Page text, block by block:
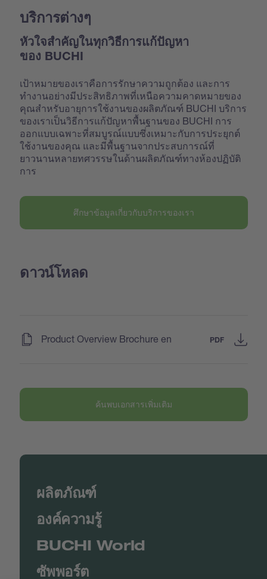
บริการต่างๆ
หัวใจสำคัญในทุกวิธีการแก้ปัญหา
ของ BUCHI
เป้าหมายของเราคือการรักษาความถูกต้อง และการ
ทำงานอย่างมีประสิทธิภาพที่เหนือความคาดหมายของ
คุณสำหรับอายุการใช้งานของผลิตภัณฑ์ BUCHI บริการ
ของเราเป็นวิธีการแก้ปัญหาพื้นฐานของ BUCHI การ
ออกแบบเฉพาะที่สมบูรณ์แบบซึ่งเหมาะกับการประยุกต์
ใช้งานของคุณ และมีพื้นฐานจากประสบการณ์ที่
ยาวนานหลายทศวรรษในด้านผลิตภัณฑ์ทางห้องปฏิบัติ
การ
ศึกษาข้อมูลเกี่ยวกับบริการของเรา
ดาวน์โหลด
Product Overview Brochure en PDF
ค้นพบเอกสารเพิ่มเติม
ผลิตภัณฑ์
องค์ความรู้
BUCHI World
ซัพพอร์ต